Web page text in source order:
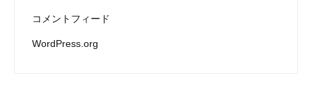
コメントフィード
WordPress.org